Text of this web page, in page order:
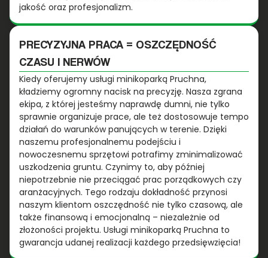
jakość oraz profesjonalizm.
PRECYZYJNA PRACA = OSZCZĘDNOŚĆ
CZASU I NERWÓW
Kiedy oferujemy usługi minikoparką Pruchna,
kładziemy ogromny nacisk na precyzję. Nasza zgrana
ekipa, z której jesteśmy naprawdę dumni, nie tylko
sprawnie organizuje prace, ale też dostosowuje tempo
działań do warunków panujących w terenie. Dzięki
naszemu profesjonalnemu podejściu i
nowoczesnemu sprzętowi potrafimy zminimalizować
uszkodzenia gruntu. Czynimy to, aby później
niepotrzebnie nie przeciągać prac porządkowych czy
aranżacyjnych. Tego rodzaju dokładność przynosi
naszym klientom oszczędność nie tylko czasową, ale
także finansową i emocjonalną – niezależnie od
złożoności projektu. Usługi minikoparką Pruchna to
gwarancja udanej realizacji każdego przedsięwzięcia!